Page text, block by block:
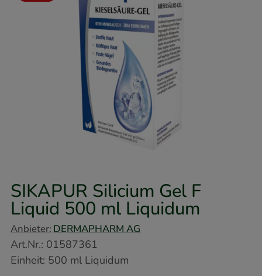
SIKAPUR Silicium Gel F
Liquid 500 ml Liquidum
Anbieter: DERMAPHARM AG
Art.Nr.: 01587361
Einheit: 500 mlLiquidum